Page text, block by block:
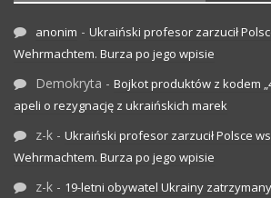
anonim - Ukraiński profesor zarzucił
Wehrmachtem. Burza po jego wpisie
Demokryta - Bojkot produktów z kodem
apeli o rezygnację z ukraińskich marek
z-k - Ukraiński profesor zarzucił Polsce
Wehrmachtem. Burza po jego wpisie
z-k - 19-letni obywatel Ukrainy